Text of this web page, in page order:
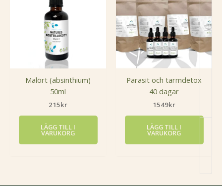
Malört (absinthium)
50ml
215kr
LÄGG TILL I
VARUKORG
Parasit och tarmdetox
40 dagar
1549kr
LÄGG TILL I
VARUKORG